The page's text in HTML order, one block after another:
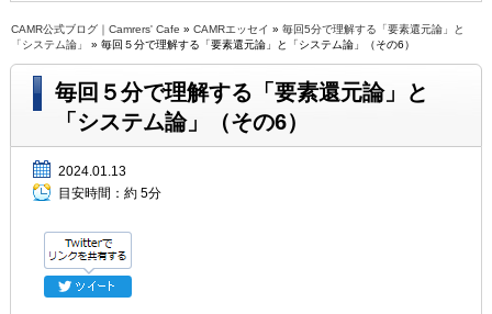
CAMR公式ブログ｜Camrers' Cafe » CAMRエッセイ » 毎回5分で理解する「要素還元論」と
「システム論」
» 毎回５分で理解する「要素還元論」と「システム論」（その6）
毎回５分で理解する「要素還元論」と
「システム論」（その6）
2024.01.13
目安時間： 約 5分